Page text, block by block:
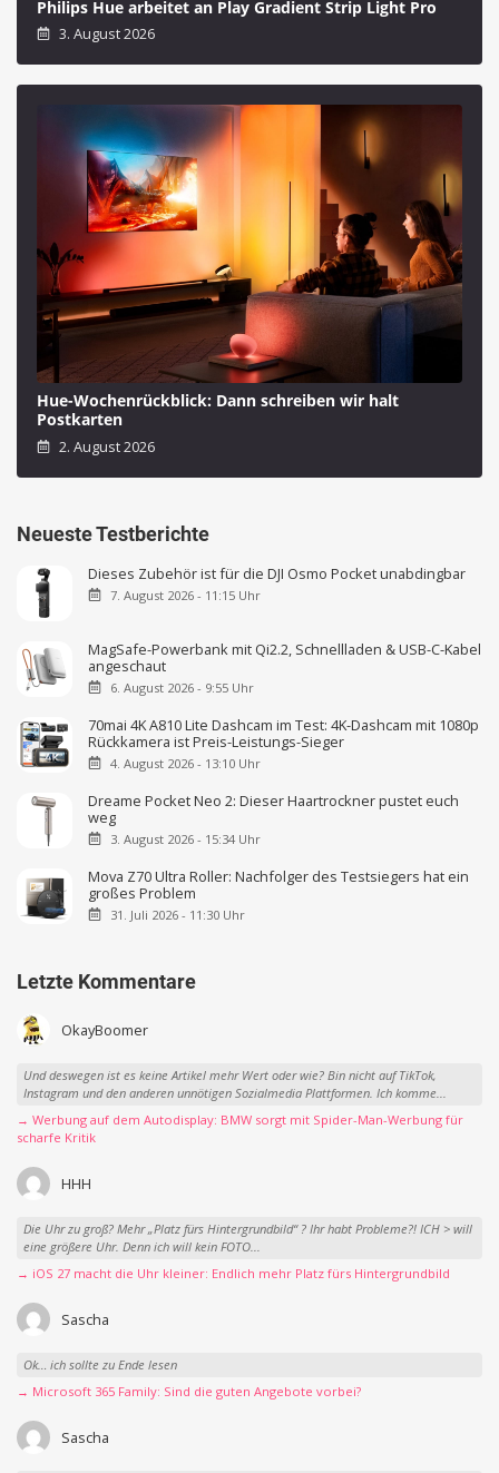
Philips Hue arbeitet an Play Gradient Strip Light Pro
3. August 2026
Hue-Wochenrückblick: Dann schreiben wir halt
Postkarten
2. August 2026
Neueste Testberichte
Dieses Zubehör ist für die DJI Osmo Pocket unabdingbar
7. August 2026 - 11:15 Uhr
MagSafe-Powerbank mit Qi2.2, Schnellladen & USB-C-Kabel
angeschaut
6. August 2026 - 9:55 Uhr
70mai 4K A810 Lite Dashcam im Test: 4K-Dashcam mit 1080p
Rückkamera ist Preis-Leistungs-Sieger
4. August 2026 - 13:10 Uhr
Dreame Pocket Neo 2: Dieser Haartrockner pustet euch
weg
3. August 2026 - 15:34 Uhr
Mova Z70 Ultra Roller: Nachfolger des Testsiegers hat ein
großes Problem
31. Juli 2026 - 11:30 Uhr
Letzte Kommentare
OkayBoomer
Und deswegen ist es keine Artikel mehr Wert oder wie? Bin nicht auf TikTok,
Instagram und den anderen unnötigen Sozialmedia Plattformen. Ich komme...
→ Werbung auf dem Autodisplay: BMW sorgt mit Spider-Man-Werbung für
scharfe Kritik
HHH
Die Uhr zu groß? Mehr „Platz fürs Hintergrundbild“ ? Ihr habt Probleme?! ICH > will
eine größere Uhr. Denn ich will kein FOTO...
→ iOS 27 macht die Uhr kleiner: Endlich mehr Platz fürs Hintergrundbild
Sascha
Ok… ich sollte zu Ende lesen
→ Microsoft 365 Family: Sind die guten Angebote vorbei?
Sascha